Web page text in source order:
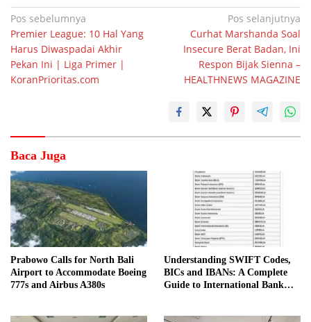
Navigasi
pos
Pos sebelumnya
Premier League: 10 Hal Yang
Harus Diwaspadai Akhir
Pekan Ini | Liga Primer |
KoranPrioritas.com
Pos selanjutnya
Curhat Marshanda Soal
Insecure Berat Badan, Ini
Respon Bijak Sienna –
HEALTHNEWS MAGAZINE
Baca Juga
Prabowo Calls for North Bali
Airport to Accommodate Boeing
777s and Airbus A380s
Understanding SWIFT Codes,
BICs and IBANs: A Complete
Guide to International Bank